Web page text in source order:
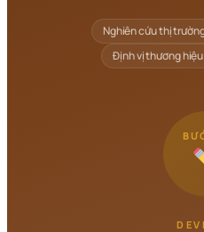
Nghiên cứu thị
Định vị thương hiệu